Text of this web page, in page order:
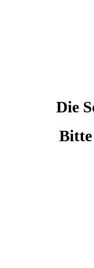
Die
Bitte